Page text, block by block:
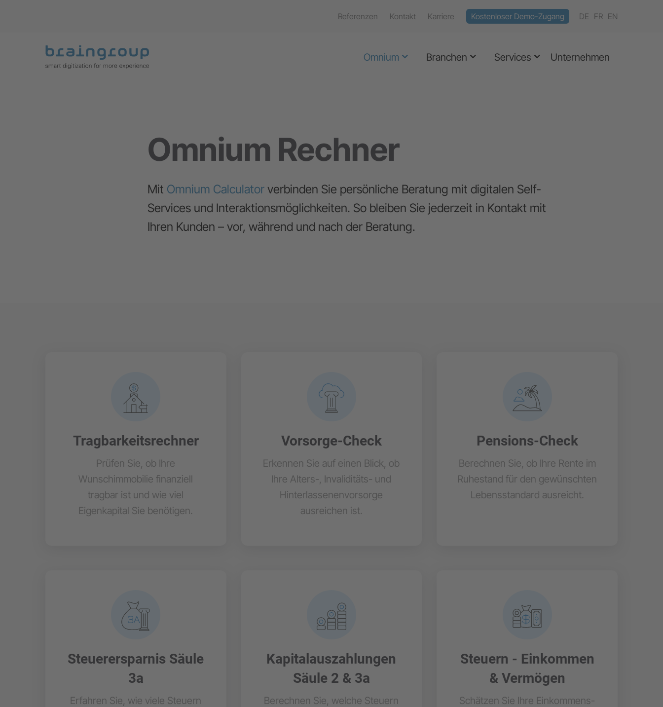
Referenzen Kontakt Karriere Kostenloser Demo-Zugang DE FR EN
Omnium Branchen Services Unternehmen
Omnium Rechner
Mit Omnium Calculatorverbinden Sie persönliche Beratung mit digitalen Self-
Services und Interaktionsmöglichkeiten. So bleiben Sie jederzeit in Kontakt mit
Ihren Kunden – vor, während und nach der Beratung.
Tragbarkeitsrechner
Prüfen Sie, ob Ihre
Wunschimmobilie finanziell
tragbar ist und wie viel
Eigenkapital Sie benötigen.
Vorsorge-Check
Erkennen Sie auf einen Blick, ob
Ihre Alters-, Invaliditäts- und
Hinterlassenenvorsorge
ausreichen ist.
Pensions-Check
Berechnen Sie, ob Ihre Rente im
Ruhestand für den gewünschten
Lebensstandard ausreicht.
Steuerersparnis Säule
3a
Erfahren Sie, wie viele Steuern
Kapitalauszahlungen
Säule 2 & 3a
Berechnen Sie, welche Steuern
Steuern - Einkommen
& Vermögen
Schätzen Sie Ihre Einkommens-